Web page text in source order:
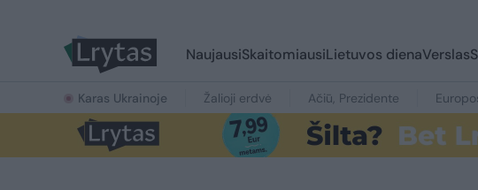
NaujausiSkaitomiausiLietuvos dienaVerslas
Karas Ukrainoje Žalioji erdvė Ačiū, Prezidente